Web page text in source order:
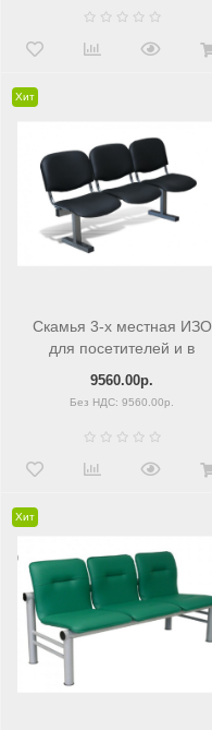
Хит
Скамья 3-х местная ИЗО
для посетителей и в
9560.00р.
Без НДС: 9560.00р.
Хит